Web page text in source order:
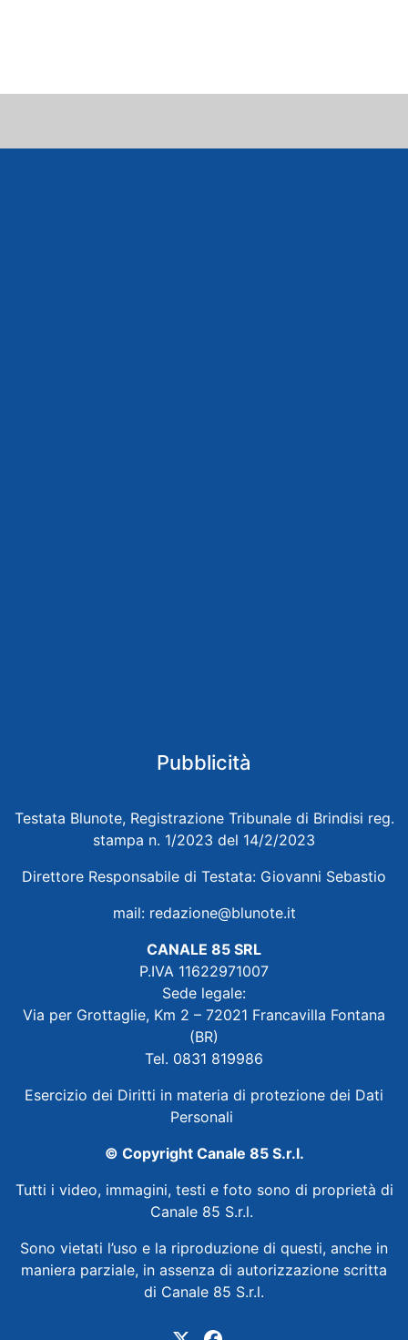
Pubblicità
Testata Blunote, Registrazione Tribunale di Brindisi reg.
stampa n. 1/2023 del 14/2/2023
Direttore Responsabile di Testata: Giovanni Sebastio
mail: redazione@blunote.it
CANALE 85 SRL
P.IVA 11622971007
Sede legale:
Via per Grottaglie, Km 2 – 72021 Francavilla Fontana
(BR)
Tel. 0831 819986
Esercizio dei Diritti in materia di protezione dei Dati
Personali
© Copyright Canale 85 S.r.l.
Tutti i video, immagini, testi e foto sono di proprietà di
Canale 85 S.r.l.
Sono vietati l’uso e la riproduzione di questi, anche in
maniera parziale, in assenza di autorizzazione scritta
di Canale 85 S.r.l.